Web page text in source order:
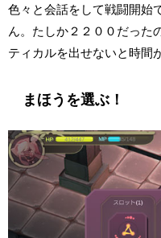
色々と会話をして戦闘開始
ん。たしか２２００だった
ティカルを出せないと時間
まほうを選ぶ！